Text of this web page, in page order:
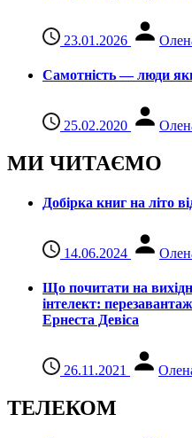
23.01.2026
Самотність — люди
25.02.2020
МИ ЧИТАЄМО
Добірка книг на літо
14.06.2024
Що почитати на
інтелект:
Ернеста Девіса
26.11.2021
ТЕЛЕКОМ